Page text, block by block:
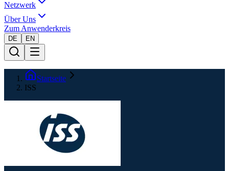
Netzwerk
Über Uns
Zum Anwenderkreis
DE EN
Startseite
ISS